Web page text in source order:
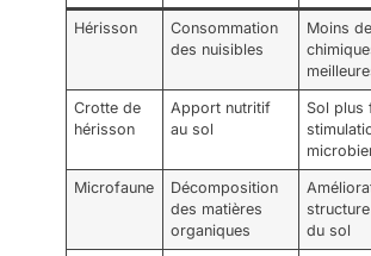
Hérisson
Consommation
des nuisibles
Moins
Crotte de
hérisson
Apport nutritif
au sol
Sol plus
Microfaune
Décomposition
des matières
organiques
du sol